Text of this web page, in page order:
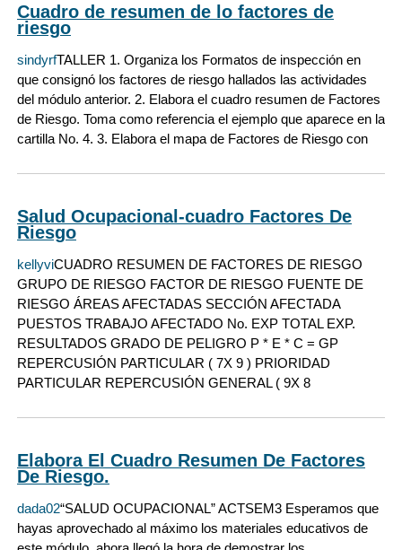
Cuadro de resumen de lo factores de
riesgo
sindyrfTALLER 1. Organiza los Formatos de inspección en
que consignó los factores de riesgo hallados las actividades
del módulo anterior. 2. Elabora el cuadro resumen de Factores
de Riesgo. Toma como referencia el ejemplo que aparece en la
cartilla No. 4. 3. Elabora el mapa de Factores de Riesgo con
Salud Ocupacional-cuadro Factores De
Riesgo
kellyviCUADRO RESUMEN DE FACTORES DE RIESGO
GRUPO DE RIESGO FACTOR DE RIESGO FUENTE DE
RIESGO ÁREAS AFECTADAS SECCIÓN AFECTADA
PUESTOS TRABAJO AFECTADO No. EXP TOTAL EXP.
RESULTADOS GRADO DE PELIGRO P * E * C = GP
REPERCUSIÓN PARTICULAR ( 7X 9 ) PRIORIDAD
PARTICULAR REPERCUSIÓN GENERAL ( 9X 8
Elabora El Cuadro Resumen De Factores
De Riesgo.
dada02“SALUD OCUPACIONAL” ACTSEM3 Esperamos que
hayas aprovechado al máximo los materiales educativos de